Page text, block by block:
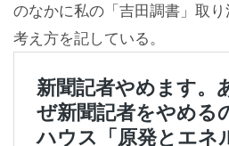
のなかに私の「吉田調書」取
考え方を記している。